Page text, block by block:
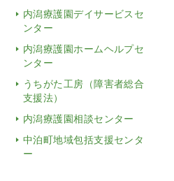
内潟療護園デイサービスセ
ンター
内潟療護園ホームヘルプセ
ンター
うちがた工房（障害者総合
支援法）
内潟療護園相談センター
中泊町地域包括支援センタ
ー